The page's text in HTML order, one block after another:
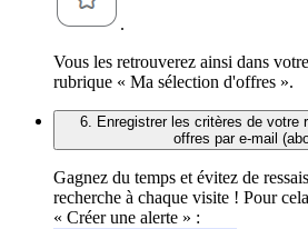
.
Vous les retrouverez ainsi dans
rubrique « Ma sélection d'offres ».
6. Enregistrer les critères de votre
offres par e-mail
Gagnez du temps et évitez de
recherche à chaque visite ! Pour
« Créer une alerte » :